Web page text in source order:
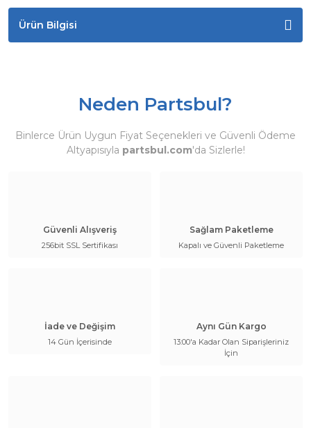
Ürün Bilgisi
Neden Partsbul?
Binlerce Ürün Uygun Fiyat Seçenekleri ve Güvenli Ödeme
Altyapısıyla partsbul.com'da Sizlerle!
Güvenli Alışveriş
256bit SSL Sertifikası
Sağlam Paketleme
Kapalı ve Güvenli Paketleme
İade ve Değişim
14 Gün İçerisinde
Aynı Gün Kargo
13:00'a Kadar Olan Siparişleriniz
İçin